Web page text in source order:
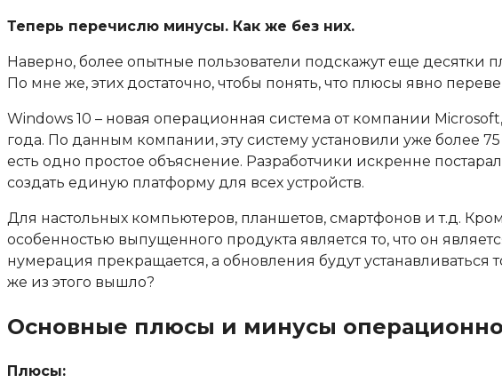
Теперь перечислю минусы. Как же без них.
Наверно, более опытные пользователи подскажут еще десятки
По мне же, этих достаточно, чтобы понять, что плюсы явно
Windows 10 – новая операционная система от компании
года. По данным компании, эту систему установили уже более
есть одно простое объяснение. Разработчики искренне
создать единую платформу для всех устройств.
Для настольных компьютеров, планшетов, смартфонов и т.д.
особенностью выпущенного продукта является то, что он
нумерация прекращается, а обновления будут устанавливаться
же из этого вышло?
Основные плюсы и минусы
Плюсы: